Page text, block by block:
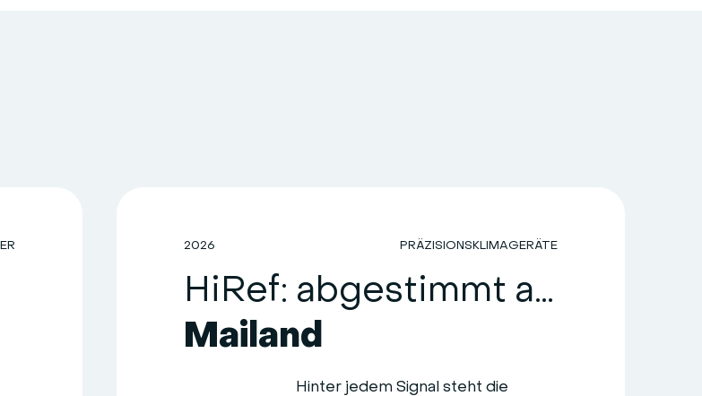
2026 PRÄZISIONSKLIMAGERÄTE
HiRef: abgestimmt auf Zuverlässigkeit
Mailand
Hinter jedem Signal steht die